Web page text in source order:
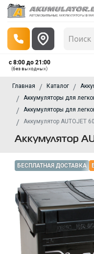
с 8:00 до 21:00
(без выходных)
Главная Каталог
Аккумуляторы для
Аккумуляторы для
Аккумулятор AUTOJET
Аккумулятор
БЕСПЛАТНАЯ ДОСТАВКА